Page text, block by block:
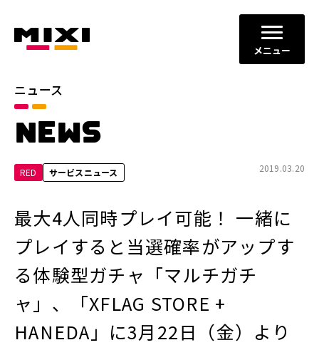
メニュー
ニュース
NEWS
RED サービスニュース 2019.03.20
最大4人同時プレイ可能！ 一緒に
プレイすると当選確率がアップす
る体験型ガチャ「マルチガチ
ャ」、「XFLAG STORE +
HANEDA」に3月22日（金）より
カテゴリ
お知らせ
2026年 2025年